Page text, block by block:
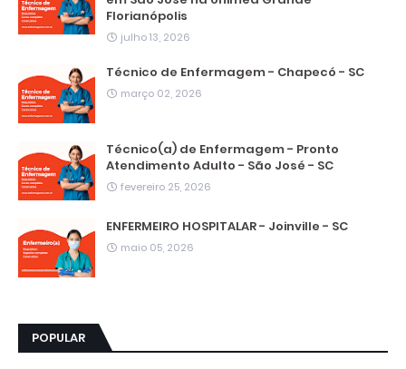
Florianópolis
julho 13, 2026
Técnico de Enfermagem - Chapecó - SC
março 02, 2026
Técnico(a) de Enfermagem - Pronto
Atendimento Adulto - São José - SC
fevereiro 25, 2026
ENFERMEIRO HOSPITALAR - Joinville - SC
maio 05, 2026
POPULAR